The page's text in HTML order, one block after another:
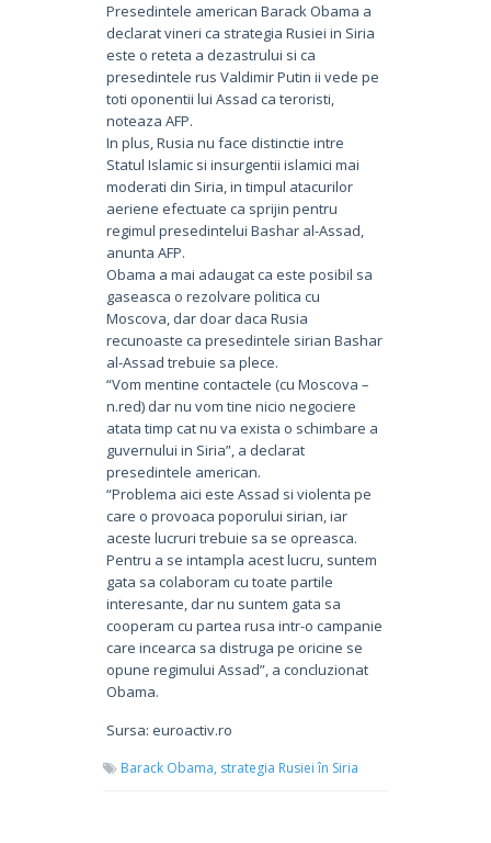
Presedintele american Barack Obama a
declarat vineri ca strategia Rusiei in Siria
este o reteta a dezastrului si ca
presedintele rus Valdimir Putin ii vede pe
toti oponentii lui Assad ca teroristi,
noteaza AFP.
In plus, Rusia nu face distinctie intre
Statul Islamic si insurgentii islamici mai
moderati din Siria, in timpul atacurilor
aeriene efectuate ca sprijin pentru
regimul presedintelui Bashar al-Assad,
anunta AFP.
Obama a mai adaugat ca este posibil sa
gaseasca o rezolvare politica cu
Moscova, dar doar daca Rusia
recunoaste ca presedintele sirian Bashar
al-Assad trebuie sa plece.
“Vom mentine contactele (cu Moscova –
n.red) dar nu vom tine nicio negociere
atata timp cat nu va exista o schimbare a
guvernului in Siria”, a declarat
presedintele american.
“Problema aici este Assad si violenta pe
care o provoaca poporului sirian, iar
aceste lucruri trebuie sa se opreasca.
Pentru a se intampla acest lucru, suntem
gata sa colaboram cu toate partile
interesante, dar nu suntem gata sa
cooperam cu partea rusa intr-o campanie
care incearca sa distruga pe oricine se
opune regimului Assad”, a concluzionat
Obama.
Sursa: euroactiv.ro
Barack Obama, strategia Rusiei în Siria